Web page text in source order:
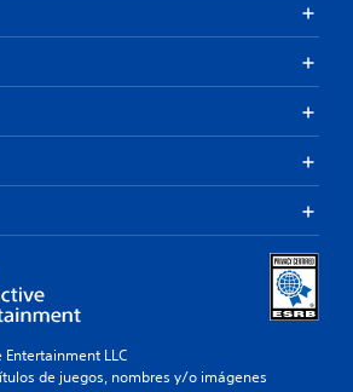
LLC
de juegos, nombres y/o imágenes